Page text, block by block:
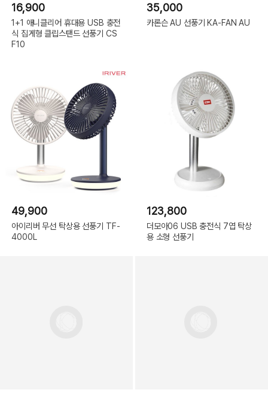
16,900
1+1 애니클리어 휴대용 USB 충전
식 집게형 클립스탠드 선풍기 CS
F10
35,000
카론슨 AU 선풍기 KA-FAN AU
49,900
아이리버 무선 탁상용 선풍기 TF-
4000L
123,800
더모아06 USB 충전식 7엽 탁상
용 소형 선풍기